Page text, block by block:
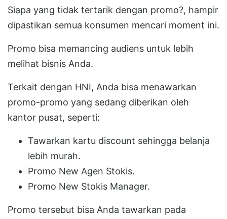
Siapa yang tidak tertarik dengan promo?, hampir
dipastikan semua konsumen mencari moment ini.
Promo bisa memancing audiens untuk lebih
melihat bisnis Anda.
Terkait dengan HNI, Anda bisa menawarkan
promo-promo yang sedang diberikan oleh
kantor pusat, seperti:
Tawarkan kartu discount sehingga belanja
lebih murah.
Promo New Agen Stokis.
Promo New Stokis Manager.
Promo tersebut bisa Anda tawarkan pada